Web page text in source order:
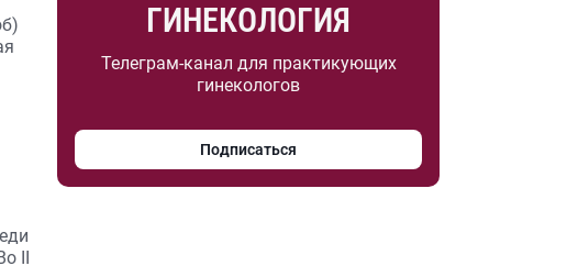
II
ГИНЕКОЛОГИЯ
Телеграм-канал для практикующих
гинекологов
Подписаться